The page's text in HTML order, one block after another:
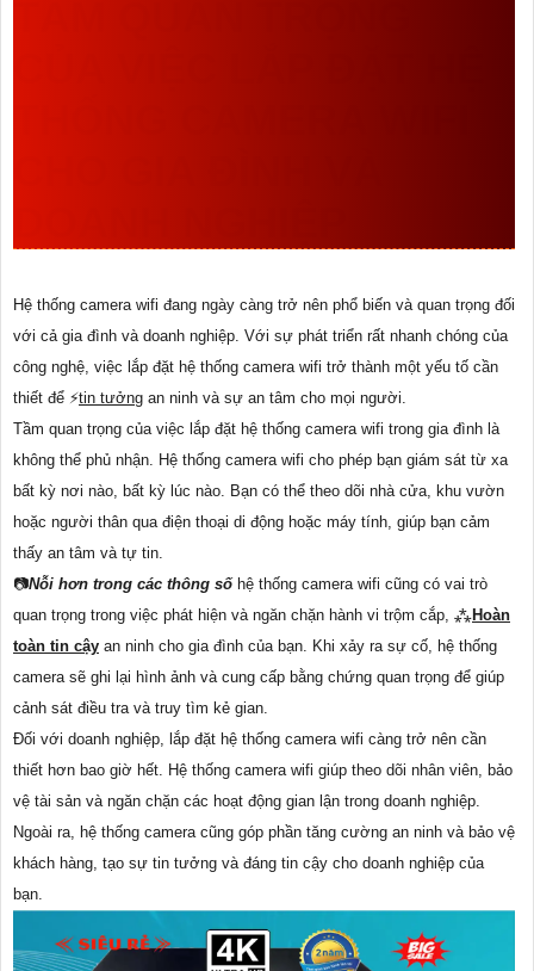
Hệ thống camera wifi đang ngày càng trở nên phổ biến và quan trọng đối
với cả gia đình và doanh nghiệp. Với sự phát triển rất nhanh chóng của
công nghệ, việc lắp đặt hệ thống camera wifi trở thành một yếu tố cần
thiết để ️⚡tin tưởng an ninh và sự an tâm cho mọi người.
Tầm quan trọng của việc lắp đặt hệ thống camera wifi trong gia đình là
không thể phủ nhận. Hệ thống camera wifi cho phép bạn giám sát từ xa
bất kỳ nơi nào, bất kỳ lúc nào. Bạn có thể theo dõi nhà cửa, khu vườn
hoặc người thân qua điện thoại di động hoặc máy tính, giúp bạn cảm
thấy an tâm và tự tin.
📷Nỗi hơn trong các thông sốhệ thống camera wifi cũng có vai trò
quan trọng trong việc phát hiện và ngăn chặn hành vi trộm cắp, ⁂Hoàn
toàn tin cậy an ninh cho gia đình của bạn. Khi xảy ra sự cố, hệ thống
camera sẽ ghi lại hình ảnh và cung cấp bằng chứng quan trọng để giúp
cảnh sát điều tra và truy tìm kẻ gian.
Đối với doanh nghiệp, lắp đặt hệ thống camera wifi càng trở nên cần
thiết hơn bao giờ hết. Hệ thống camera wifi giúp theo dõi nhân viên, bảo
vệ tài sản và ngăn chặn các hoạt động gian lận trong doanh nghiệp.
Ngoài ra, hệ thống camera cũng góp phần tăng cường an ninh và bảo vệ
khách hàng, tạo sự tin tưởng và đáng tin cậy cho doanh nghiệp của
bạn.